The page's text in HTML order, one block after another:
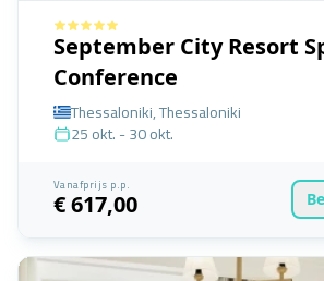
September City Resort
Conference
Thessaloniki, Thessaloniki
25 okt. - 30 okt.
Vanafprijs p.p.
€ 617,00